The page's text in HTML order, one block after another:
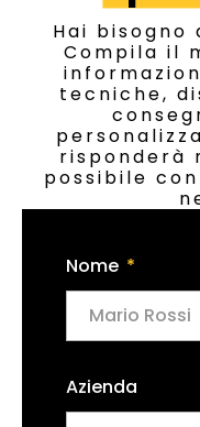
Hai
Compila il
tecniche,
risponderà
possibile
Nome
Azienda